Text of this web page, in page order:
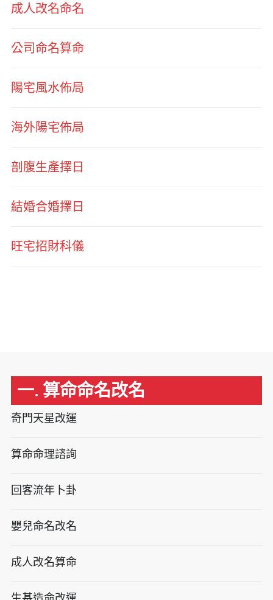
成人改名命名
公司命名算命
陽宅風水佈局
海外陽宅佈局
剖腹生產擇日
結婚合婚擇日
旺宅招財科儀
一. 算命命名改名
奇門天星改運
算命命理諮詢
回客流年卜卦
嬰兒命名改名
成人改名算命